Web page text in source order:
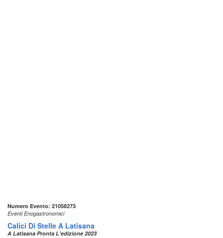
Numero Evento: 21058273
Eventi Enogastronomici
Calici Di Stelle A Latisana
A Latisana Pronta L'edizione 2023